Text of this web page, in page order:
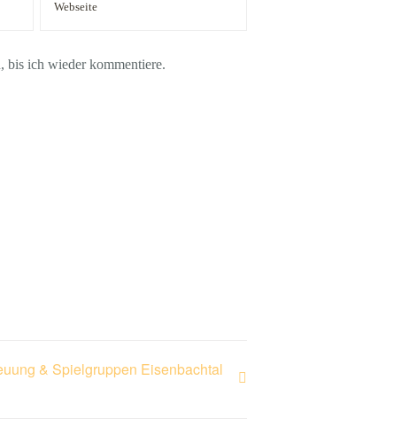
bis ich wieder kommentiere.
& Spielgruppen Eisenbachtal